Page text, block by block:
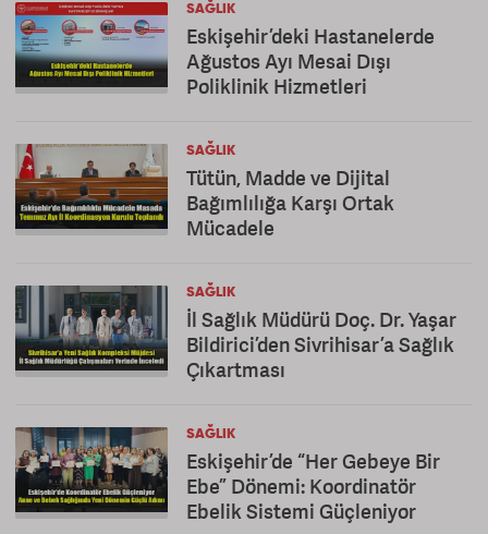
SAĞLIK
Eskişehir’deki Hastanelerde
Ağustos Ayı Mesai Dışı
Poliklinik Hizmetleri
SAĞLIK
Tütün, Madde ve Dijital
Bağımlılığa Karşı Ortak
Mücadele
SAĞLIK
İl Sağlık Müdürü Doç. Dr. Yaşar
Bildirici’den Sivrihisar’a Sağlık
Çıkartması
SAĞLIK
Eskişehir’de “Her Gebeye Bir
Ebe” Dönemi: Koordinatör
Ebelik Sistemi Güçleniyor